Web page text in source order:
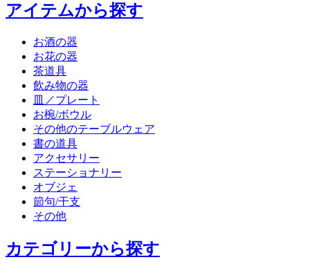
アイテムから探す
お酒の器
お花の器
茶道具
飲み物の器
皿／プレート
お椀/ボウル
その他のテーブルウェア
書の道具
アクセサリー
ステーショナリー
オブジェ
節句/干支
その他
カテゴリーから探す